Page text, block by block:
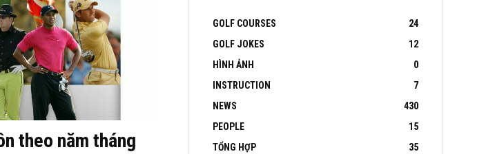
theo năm tháng
GOLF COURSES
24
GOLF JOKES
12
HÌNH ẢNH
0
INSTRUCTION
7
NEWS
430
PEOPLE
15
TỔNG HỢP
35